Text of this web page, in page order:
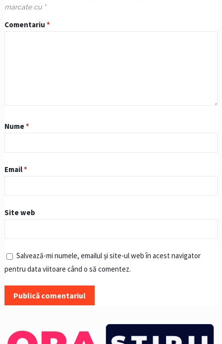
marcate cu *
Comentariu *
Nume*
Email*
Site web
Salvează-mi numele, emailul și site-ul web în acest navigator
pentru data viitoare când o să comentez.